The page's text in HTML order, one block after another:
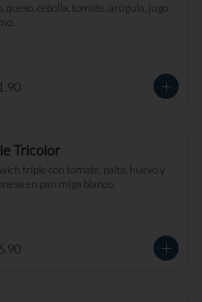
queso, cebolla, tomate, arúgula, jugo
Tricolor
triple con tomate, palta, huevo y
en pan miga blanco.